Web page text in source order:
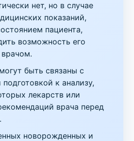
нет, но в случае
показаний,
пациента,
возможность его
быть связаны с
к анализу,
лекарств или
врача перед
новорожденных и